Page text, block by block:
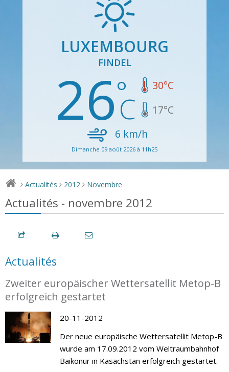
LUXEMBOURG
FINDEL
26 30°C
17°C
6 km/h
Dimanche 09 août 2026 à 11h25
> Actualités > 2012 > Novembre
Actualités - novembre 2012
Actualités
Zweiter europäischer Wettersatellit Metop-B
erfolgreich gestartet
20-11-2012
Der neue europäische Wettersatellit Metop-B
wurde am 17.09.2012 vom Weltraumbahnhof
Baikonur in Kasachstan erfolgreich gestartet.